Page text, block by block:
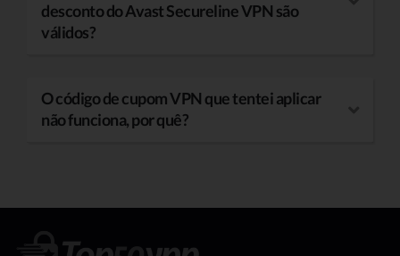
desconto do Avast Secureline VPN são
válidos?
O código de cupom VPN que tentei aplicar
não funciona, por quê?